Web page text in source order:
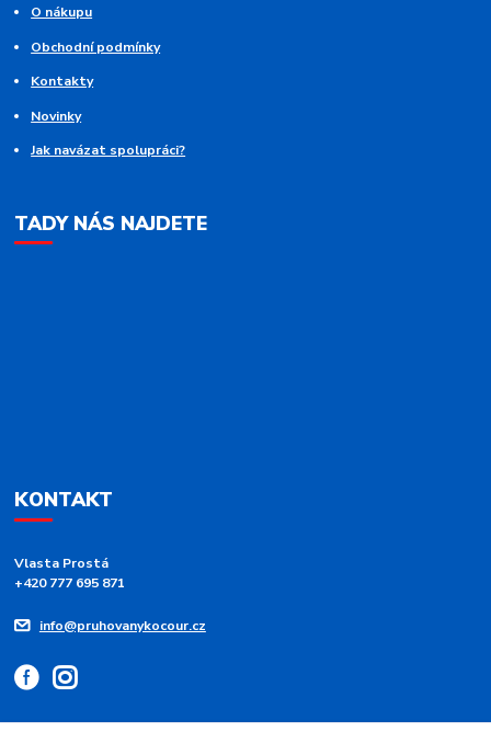
O nákupu
Obchodní podmínky
Kontakty
Novinky
Jak navázat spolupráci?
TADY NÁS NAJDETE
KONTAKT
Vlasta Prostá
+420 777 695 871
info@pruhovanykocour.cz